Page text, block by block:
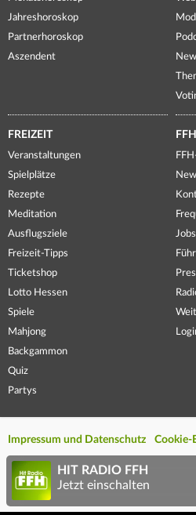
Jahreshoroskop
Partnerhoroskop
Aszendent
FREIZEIT
Veranstaltungen
Spielplätze
Rezepte
Meditation
Ausflugsziele
Freizeit-Tipps
Ticketshop
Lotto Hessen
Spiele
Mahjong
Backgammon
Quiz
Partys
Jobs
Impressum und Datenschutz Cookie-
HIT RADIO FFH
Jetzt einschalten